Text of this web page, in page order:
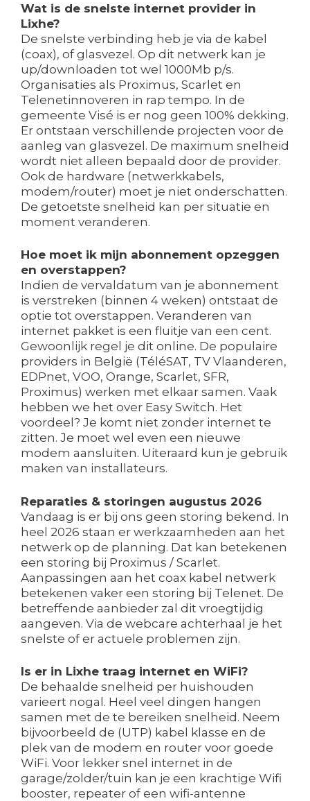
Wat is de snelste internet provider in
Lixhe?
De snelste verbinding heb je via de kabel
(coax), of glasvezel. Op dit netwerk kan je
up/downloaden tot wel 1000Mb p/s.
Organisaties als Proximus, Scarlet en
Telenetinnoveren in rap tempo. In de
gemeente Visé is er nog geen 100% dekking.
Er ontstaan verschillende projecten voor de
aanleg van glasvezel. De maximum snelheid
wordt niet alleen bepaald door de provider.
Ook de hardware (netwerkkabels,
modem/router) moet je niet onderschatten.
De getoetste snelheid kan per situatie en
moment veranderen.
Hoe moet ik mijn abonnement opzeggen
en overstappen?
Indien de vervaldatum van je abonnement
is verstreken (binnen 4 weken) ontstaat de
optie tot overstappen. Veranderen van
internet pakket is een fluitje van een cent.
Gewoonlijk regel je dit online. De populaire
providers in België (TéléSAT, TV Vlaanderen,
EDPnet, VOO, Orange, Scarlet, SFR,
Proximus) werken met elkaar samen. Vaak
hebben we het over Easy Switch. Het
voordeel? Je komt niet zonder internet te
zitten. Je moet wel even een nieuwe
modem aansluiten. Uiteraard kun je gebruik
maken van installateurs.
Reparaties & storingen augustus 2026
Vandaag is er bij ons geen storing bekend. In
heel 2026 staan er werkzaamheden aan het
netwerk op de planning. Dat kan betekenen
een storing bij Proximus / Scarlet.
Aanpassingen aan het coax kabel netwerk
betekenen vaker een storing bij Telenet. De
betreffende aanbieder zal dit vroegtijdig
aangeven. Via de webcare achterhaal je het
snelste of er actuele problemen zijn.
Is er in Lixhe traag internet en WiFi?
De behaalde snelheid per huishouden
varieert nogal. Heel veel dingen hangen
samen met de te bereiken snelheid. Neem
bijvoorbeeld de (UTP) kabel klasse en de
plek van de modem en router voor goede
WiFi. Voor lekker snel internet in de
garage/zolder/tuin kan je een krachtige Wifi
booster, repeater of een wifi-antenne